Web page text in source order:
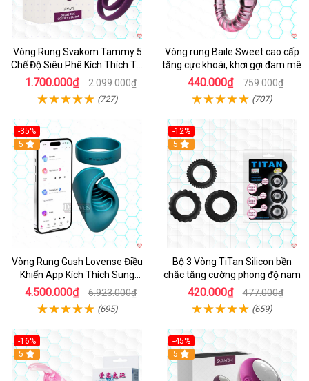
Vòng Rung Svakom Tammy 5
Chế Độ Siêu Phê Kích Thích Tối
Đa
1.700.000₫ 2.099.000₫
(727)
Vòng rung Baile Sweet cao cấp
tăng cực khoái, khơi gợi đam mê
440.000₫ 759.000₫
(707)
-35%
Hot
5
Vòng Rung Gush Lovense Điều
Khiển App Kích Thích Sung
Sướng
4.500.000₫ 6.923.000₫
(695)
-12%
5
Bộ 3 Vòng TiTan Silicon bền
chắc tăng cường phong độ nam
420.000₫ 477.000₫
(659)
-16%
Hot
5
-45%
5